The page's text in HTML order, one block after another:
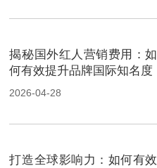
揭秘国外红人营销费用：如
何有效提升品牌国际知名度
2026-04-28
打造全球影响力：如何有效